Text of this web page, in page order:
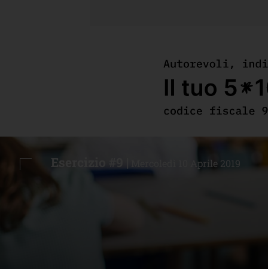
Esercizio #9 | Mercoledì 10 Aprile 2019